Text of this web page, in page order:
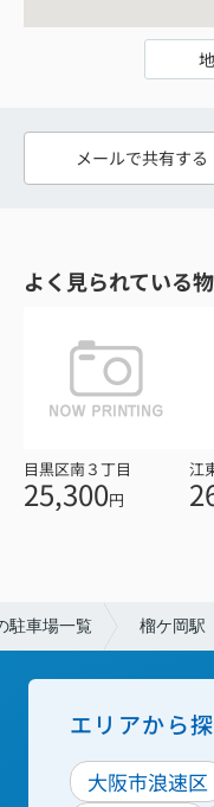
メールで共有する
よく見られている
目黒区南３丁目
25,300円
江
駐車場一覧 榴ケ岡駅
エリアから
大阪市浪速区